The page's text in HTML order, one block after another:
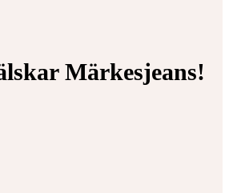
Märkesjeans!